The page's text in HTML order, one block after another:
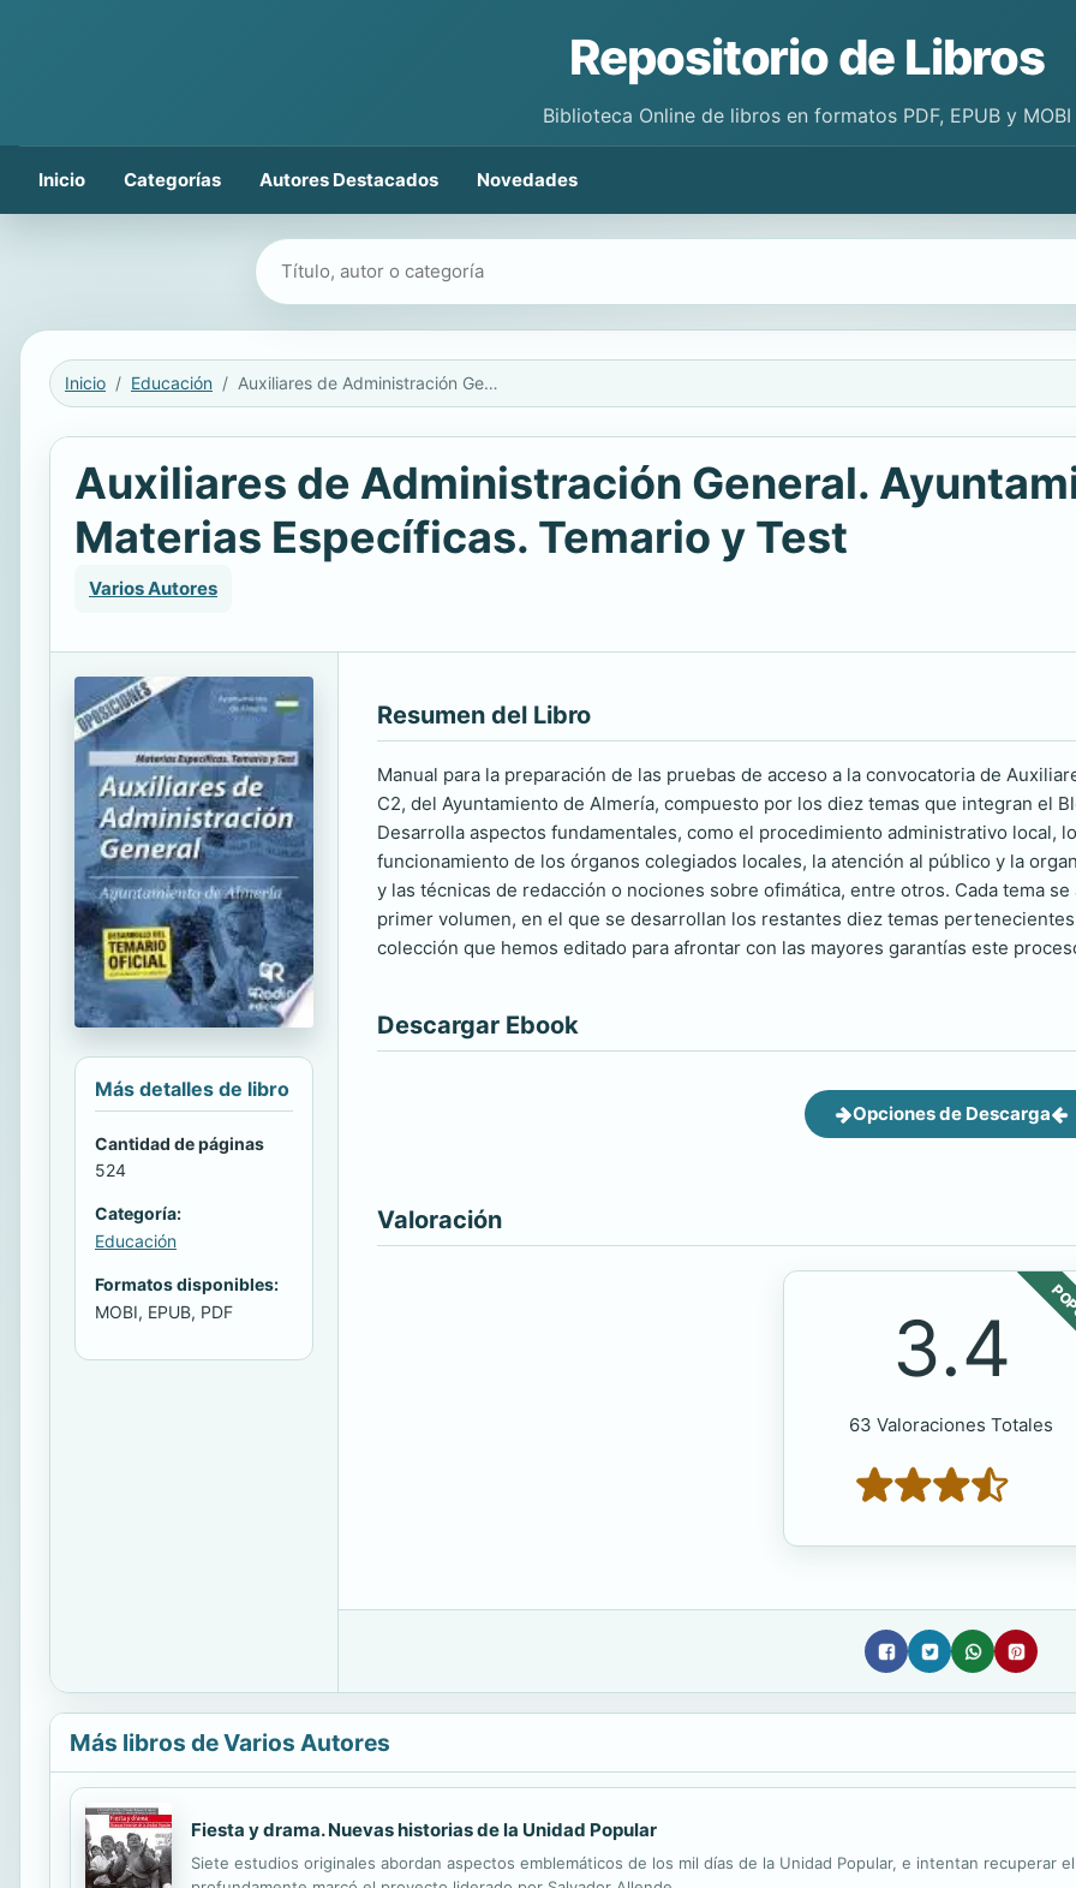
Repositorio de Libros
Biblioteca Online de libros en formatos PDF, EPUB y MOBI
Inicio Categorías Autores Destacados Novedades
Buscar libros
Inicio Educación Auxiliares de Administración General. Ayuntamiento de Almería. Materias Específicas. Temario y Test
Auxiliares de Administración General.
Materias Específicas. Temario y Test
Varios Autores
Más detalles de libro
Cantidad de páginas
524
Categoría:
Educación
Formatos disponibles:
MOBI, EPUB, PDF
Resumen del Libro
Manual para la preparación de las pruebas de acceso a la convocatoria de
C2, del Ayuntamiento de Almería, compuesto por los diez temas que integran el
Desarrolla aspectos fundamentales, como el procedimiento administrativo local,
funcionamiento de los órganos colegiados locales, la atención al público y la
y las técnicas de redacción o nociones sobre ofimática, entre otros. Cada tema
primer volumen, en el que se desarrollan los restantes diez temas
colección que hemos editado para afrontar con las mayores garantías este
Descargar Ebook
Opciones de Descarga
Valoración
3.4
63 Valoraciones Totales
Más libros de Varios Autores
Fiesta y drama. Nuevas historias de la Unidad Popular
Siete estudios originales abordan aspectos emblemáticos de los mil días de la Unidad Popular, e intentan recuperar